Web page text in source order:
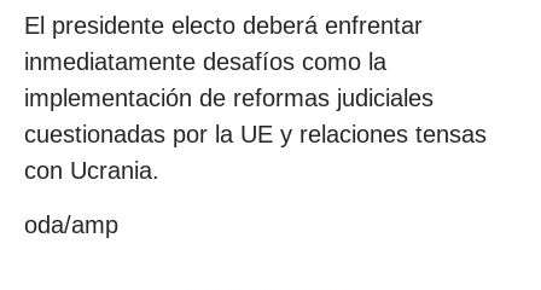
El presidente electo deberá enfrentar
inmediatamente desafíos como la
implementación de reformas judiciales
cuestionadas por la UE y relaciones tensas
con Ucrania.
oda/amp